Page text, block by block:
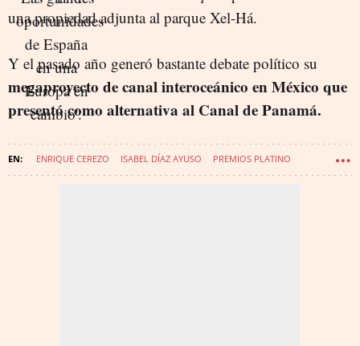
una propiedad adjunta al parque Xel-Há.
Y el pasado año generó bastante debate político su
megaproyecto de canal interoceánico en México que
presentó como alternativa al Canal de Panamá.
ENRIQUE CEREZO ISABEL DÍAZ AYUSO PREMIOS PLATINO